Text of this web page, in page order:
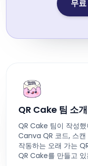
무
QR Cake 팀 소개
QR Cake 팀이 작성
Canva QR 코드, 스캔
작동하는 오래 가는
QR Cake를 만들고